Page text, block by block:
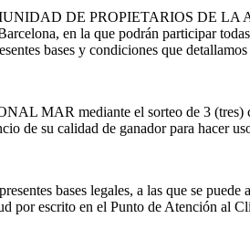
DE PROPIETARIOS DE
en la que podrán participar todas
bases y condiciones que
MAR mediante el sorteo de 3 (tres)
de su calidad de ganador para hacer
bases legales, a las que se
por escrito en el Punto de Atención al